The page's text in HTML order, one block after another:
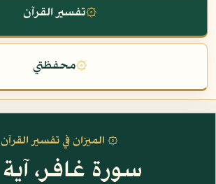
۞تفسير القرآن
۞محفظتي
۞ الميزان في تفسير القرآن
سورة غافر، آية ٢١